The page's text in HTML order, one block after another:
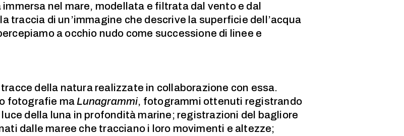
nel mare, modellata e filtrata dal vento e dal
traccia di un’immagine che descrive la superficie dell’acqua
a occhio nudo come successione di linee e
della natura realizzate in collaborazione con essa.
fotografie maLunagrammi, fotogrammi ottenuti registrando
della luna in profondità marine; registrazioni del bagliore
dalle maree che tracciano i loro movimenti e altezze;